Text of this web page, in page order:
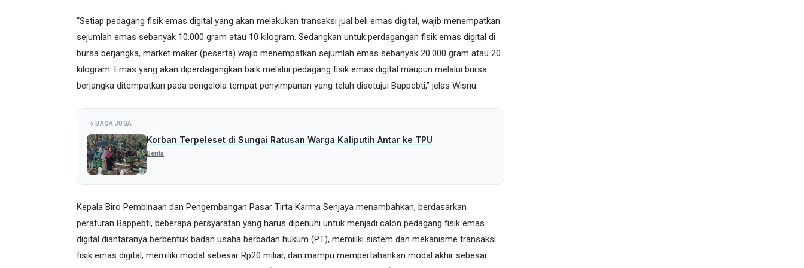
“Setiap pedagang fisik emas digital yang akan melakukan transaksi jual beli emas digital, wajib menempatkan
sejumlah emas sebanyak 10.000 gram atau 10 kilogram. Sedangkan untuk perdagangan fisik emas digital di
bursa berjangka, market maker (peserta) wajib menempatkan sejumlah emas sebanyak 20.000 gram atau 20
kilogram. Emas yang akan diperdagangkan baik melalui pedagang fisik emas digital maupun melalui bursa
berjangka ditempatkan pada pengelola tempat penyimpanan yang telah disetujui Bappebti,” jelas Wisnu.
BACA JUGA
Korban Terpeleset di Sungai Ratusan Warga Kaliputih Antar ke TPU
Berita
Kepala Biro Pembinaan dan Pengembangan Pasar Tirta Karma Senjaya menambahkan, berdasarkan
peraturan Bappebti, beberapa persyaratan yang harus dipenuhi untuk menjadi calon pedagang fisik emas
digital diantaranya berbentuk badan usaha berbadan hukum (PT), memiliki sistem dan mekanisme transaksi
fisik emas digital, memiliki modal sebesar Rp20 miliar, dan mampu mempertahankan modal akhir sebesar